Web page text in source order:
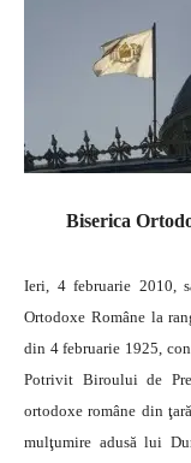
Biserica
Ieri, 4 februarie 2010,
Ortodoxe Române la
din 4 februarie 1925,
Potrivit Biroului de
ortodoxe române din
mulţumire adusă lui